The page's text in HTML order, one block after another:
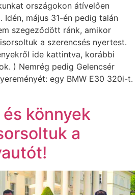
országokon átívelően
május 31-én pedig talán
szegeződött ránk, amikor
a szerencsés nyertest.
ide kattintva, korábbi
) Nemrég pedig Gelencsér
egy BMW E30 320i-t.
könnyek
a